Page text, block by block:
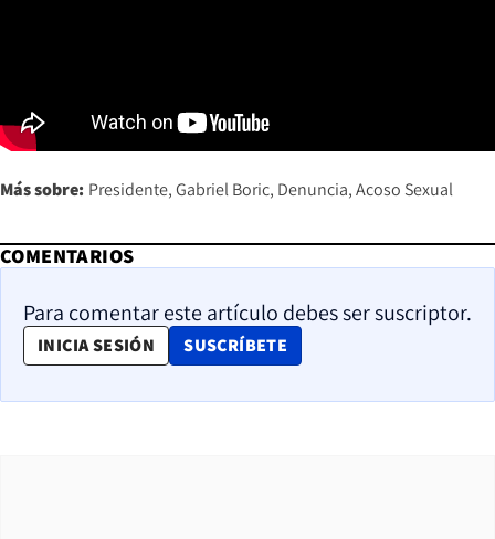
Más sobre: Presidente Gabriel Boric Denuncia Acoso Sexual
COMENTARIOS
Para comentar este artículo debes ser suscriptor.
INICIA SESIÓN SUSCRÍBETE
OPENS IN NEW WINDOW